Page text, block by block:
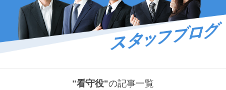
"看守役"の記事一覧